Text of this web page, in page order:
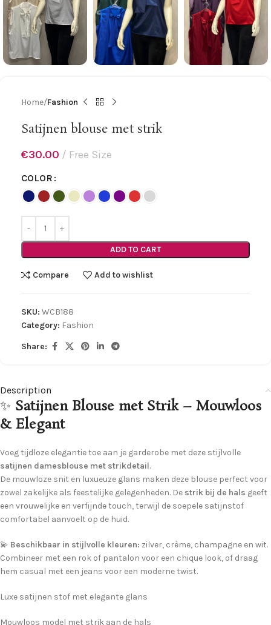
Home Fashion
Satijnen blouse met strik
€30.00 Free Size
COLOR
ADD TO CART
Compare Add to wishlist
SKU: WCB188
Category: Fashion
Share:
Description
✨ Satijnen Blouse met Strik – Mouwloos
& Elegant
Voeg tijdloze elegantie toe aan je garderobe met deze stijlvolle
satijnen damesblouse met strikdetail.
De mouwloze snit en luxueuze glans maken deze blouse perfect voor
zowel zakelijke als feestelijke gelegenheden. De strik bij de hals geeft
een vrouwelijke en verfijnde touch, terwijl de soepele satijnstof
comfortabel aanvoelt op de huid.
💫 Beschikbaar in stijlvolle kleuren: zilver, crème, champagne en wit.
Combineer met een rok of pantalon voor een chique look, of draag
hem casual met een jeans voor een moderne twist.
Luxe satijnen stof met elegante glans
Mouwloos model met strik aan de hals